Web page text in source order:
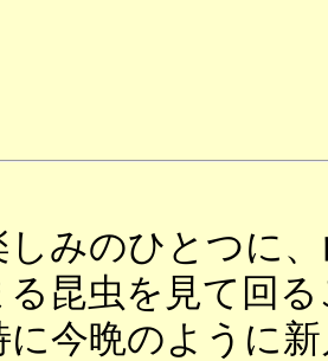
しみのひとつに
る昆虫を見て回
に今晩のように